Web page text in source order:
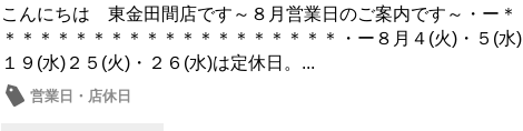
こんにちは 東金田間店です～８月営業日のご案内です～・ー＊
＊＊＊＊＊＊＊＊＊＊＊＊＊＊＊＊＊＊＊・ー８月４(火)・５(水)
１９(水)２５(火)・２６(水)は定休日。...
営業日・店休日